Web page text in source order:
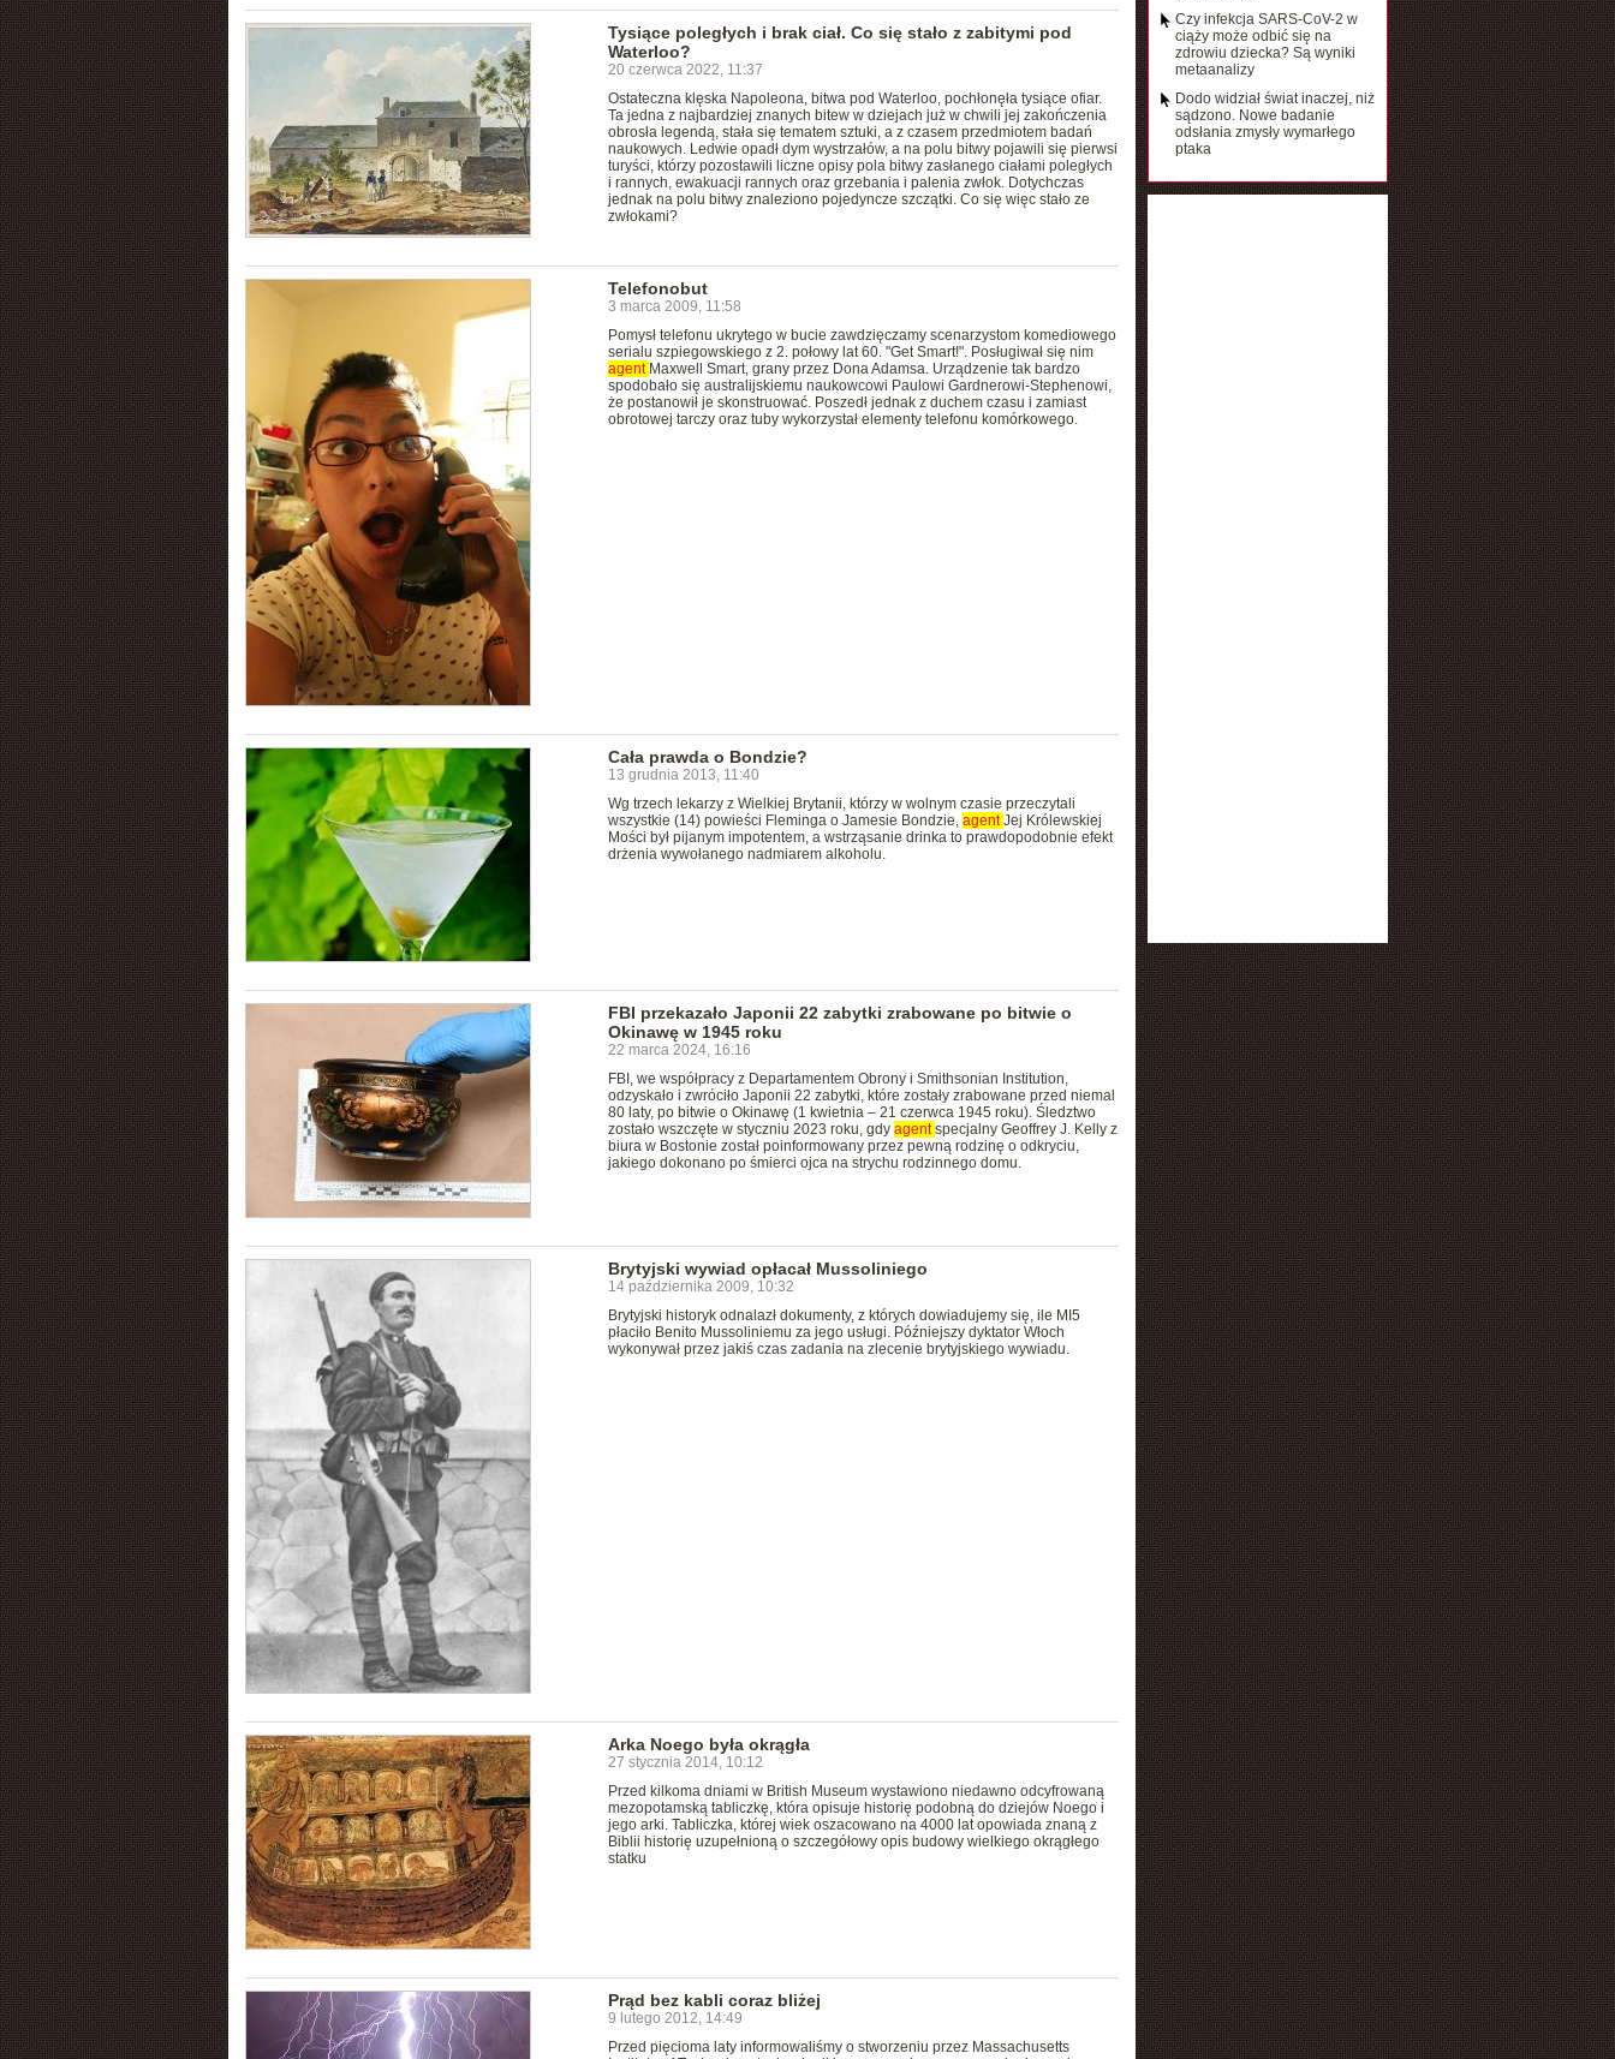
Tysiące poległych i brak ciał. Co się stało z zabitymi pod
Waterloo?
20 czerwca 2022, 11:37
Ostateczna klęska Napoleona, bitwa pod Waterloo, pochłonęła tysiące ofiar.
Ta jedna z najbardziej znanych bitew w dziejach już w chwili jej zakończenia
obrosła legendą, stała się tematem sztuki, a z czasem przedmiotem badań
naukowych. Ledwie opadł dym wystrzałów, a na polu bitwy pojawili się pierwsi
turyści, którzy pozostawili liczne opisy pola bitwy zasłanego ciałami poległych
i rannych, ewakuacji rannych oraz grzebania i palenia zwłok. Dotychczas
jednak na polu bitwy znaleziono pojedyncze szczątki. Co się więc stało ze
zwłokami?
Telefonobut
3 marca 2009, 11:58
Pomysł telefonu ukrytego w bucie zawdzięczamy scenarzystom komediowego
serialu szpiegowskiego z 2. połowy lat 60. "Get Smart!". Posługiwał się nim
agent Maxwell Smart, grany przez Dona Adamsa. Urządzenie tak bardzo
spodobało się australijskiemu naukowcowi Paulowi Gardnerowi-Stephenowi,
że postanowił je skonstruować. Poszedł jednak z duchem czasu i zamiast
obrotowej tarczy oraz tuby wykorzystał elementy telefonu komórkowego.
Cała prawda o Bondzie?
13 grudnia 2013, 11:40
Wg trzech lekarzy z Wielkiej Brytanii, którzy w wolnym czasie przeczytali
wszystkie (14) powieści Fleminga o Jamesie Bondzie, agentJej Królewskiej
Mości był pijanym impotentem, a wstrząsanie drinka to prawdopodobnie efekt
drżenia wywołanego nadmiarem alkoholu.
FBI przekazało Japonii 22 zabytki zrabowane po bitwie o
Okinawę w 1945 roku
22 marca 2024, 16:16
FBI, we współpracy z Departamentem Obrony i Smithsonian Institution,
odzyskało i zwróciło Japonii 22 zabytki, które zostały zrabowane przed niemal
80 laty, po bitwie o Okinawę (1 kwietnia – 21 czerwca 1945 roku). Śledztwo
zostało wszczęte w styczniu 2023 roku, gdy agentspecjalny Geoffrey J. Kelly z
biura w Bostonie został poinformowany przez pewną rodzinę o odkryciu,
jakiego dokonano po śmierci ojca na strychu rodzinnego domu.
Brytyjski wywiad opłacał Mussoliniego
14 października 2009, 10:32
Brytyjski historyk odnalazł dokumenty, z których dowiadujemy się, ile MI5
płaciło Benito Mussoliniemu za jego usługi. Późniejszy dyktator Włoch
wykonywał przez jakiś czas zadania na zlecenie brytyjskiego wywiadu.
Arka Noego była okrągła
27 stycznia 2014, 10:12
Przed kilkoma dniami w British Museum wystawiono niedawno odcyfrowaną
mezopotamską tabliczkę, która opisuje historię podobną do dziejów Noego i
jego arki. Tabliczka, której wiek oszacowano na 4000 lat opowiada znaną z
Biblii historię uzupełnioną o szczegółowy opis budowy wielkiego okrągłego
statku
Prąd bez kabli coraz bliżej
9 lutego 2012, 14:49
Przed pięcioma laty informowaliśmy o stworzeniu przez Massachusetts
Czy infekcja SARS-CoV-2 w
ciąży może odbić się na
zdrowiu dziecka? Są wyniki
metaanalizy
Dodo widział świat inaczej, niż
sądzono. Nowe badanie
odsłania zmysły wymarłego
ptaka